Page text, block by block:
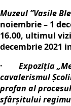
Muzeul ”Vasile
noiembrie – 1
16.00, ultimul
decembrie 2021
· Expoziţia
cavalerismul
profan al
sfârşitului